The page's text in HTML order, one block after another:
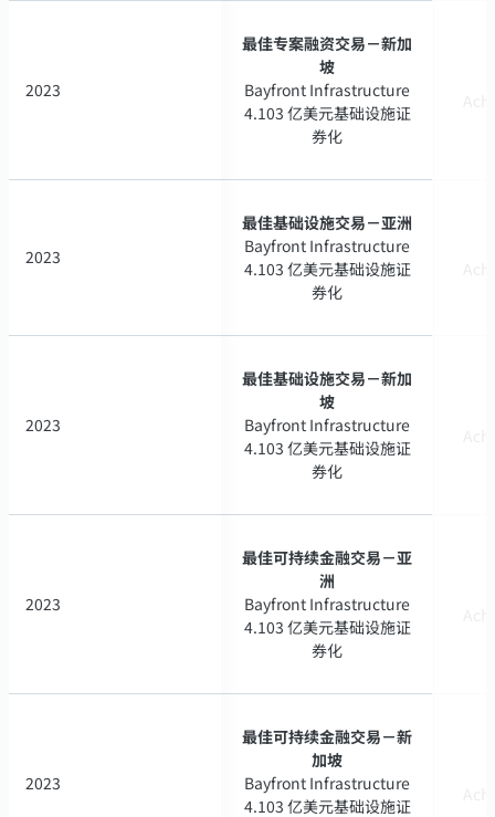
2023
2023
2023
2023
2023
最佳专案融资交易－新加
坡
Bayfront Infrastructure
4.103 亿美元基础设施证
券化
最佳基础设施交易－亚洲
Bayfront Infrastructure
4.103 亿美元基础设施证
券化
最佳基础设施交易－新加
坡
Bayfront Infrastructure
4.103 亿美元基础设施证
券化
最佳可持续金融交易－亚
洲
Bayfront Infrastructure
4.103 亿美元基础设施证
券化
最佳可持续金融交易－新
加坡
Bayfront Infrastructure
4.103 亿美元基础设施证
2023
2023
2023
2023
2023
最佳专案融资交易－新加
坡
Bayfront Infrastructure
4.103 亿美元基础设施证
券化
最佳基础设施交易－亚洲
Bayfront Infrastructure
4.103 亿美元基础设施证
券化
最佳基础设施交易－新加
坡
Bayfront Infrastructure
4.103 亿美元基础设施证
券化
最佳可持续金融交易－亚
洲
Bayfront Infrastructure
4.103 亿美元基础设施证
券化
最佳可持续金融交易－新
加坡
Bayfront Infrastructure
4.103 亿美元基础设施证